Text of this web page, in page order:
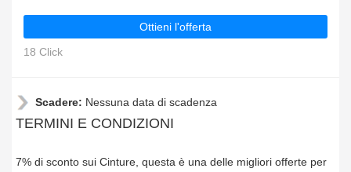
Ottieni l'offerta
18 Click
Scadere: Nessuna data di scadenza
TERMINI E CONDIZIONI
7% di sconto sui Cinture, questa è una delle migliori offerte per